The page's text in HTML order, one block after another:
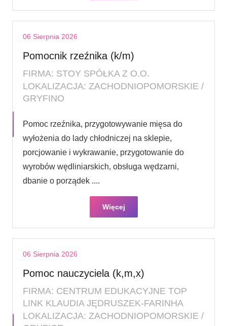
06 Sierpnia 2026
Pomocnik rzeźnika (k/m)
FIRMA: STOY SPÓŁKA Z O.O.
LOKALIZACJA: ZACHODNIOPOMORSKIE /
GRYFINO
Pomoc rzeźnika, przygotowywanie mięsa do
wyłożenia do lady chłodniczej na sklepie,
porcjowanie i wykrawanie, przygotowanie do
wyrobów wędliniarskich, obsługa wędzarni,
dbanie o porządek ....
Więcej
06 Sierpnia 2026
Pomoc nauczyciela (k,m,x)
FIRMA: CENTRUM EDUKACYJNE TOP
LINK KLAUDIA JĘDRUSZEK-FARINHA
LOKALIZACJA: ZACHODNIOPOMORSKIE /